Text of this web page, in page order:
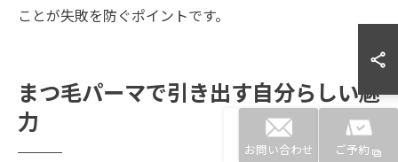
ことが失敗を防ぐポイントです。
まつ毛パーマで引き出す自分らしい魅
力
お問い合わせ ご予約